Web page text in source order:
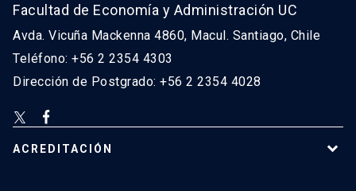
Facultad de Economía y Administración UC
Avda. Vicuña Mackenna 4860, Macul. Santiago, Chile
Teléfono: +56 2 2354 4303
Dirección de Postgrado: +56 2 2354 4028
ACREDITACIÓN